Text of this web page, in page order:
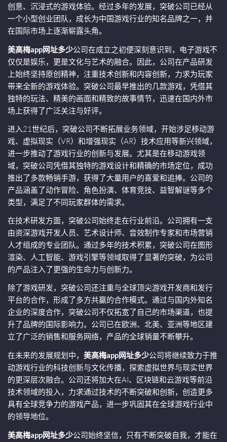
创意、沉浸式的游戏体验。经过多年的发展，突破公司已经从
一个小型创业团队，成长为中国游戏行业的知名品牌之一，并
在国际市场上逐渐崭露头角。
美高梅app网址多少公司在成立之初便深刻意识到，电子游戏不
仅仅是娱乐，更是文化与艺术的融合。因此，公司在产品研发
上始终坚持原创精神，注重技术创新和内容创新，力求为玩家
带来全新的游戏体验。突破公司最早推出的几款游戏，凭借其
独特的玩法、精美的画面和精致的故事情节，迅速在国内外市
场上获得了广泛关注与好评。
进入21世纪后，突破公司不断拓展业务领域，开始涉足移动游
戏、虚拟现实（VR）和增强现实（AR）技术应用等新兴领域，
进一步推动了游戏行业的创新与发展。尤其是在移动游戏领
域，突破公司凭借其独特的游戏设计和精确的市场定位，成功
推出了多款畅销手游，获得了大量用户的喜爱和追捧。公司的
产品涵盖了动作冒险、角色扮演、体育竞技、益智解谜等多个
类型，满足了不同玩家群体的需求。
在技术研发方面，突破公司始终走在行业前沿。公司拥有一支
由资深游戏开发人员、艺术设计师、音效制作专家和市场营销
人才组成的专业团队。通过多年的技术积累，突破公司在图形
渲染、人工智能、游戏引擎等领域取得了显著的突破，为公司
的产品注入了更强的生命力与创新力。
除了游戏研发，突破公司还注重与全球顶尖游戏开发商和发行
平台的合作，形成了多方共赢的合作模式。通过与国内外知名
企业的深度合作，突破公司不仅拓宽了自己的市场渠道，也提
升了品牌的国际影响力。公司已在欧洲、北美、亚洲等地区建
立了广泛的销售和服务网络，产品的全球销量不断攀升。
在未来的发展规划中， 美高梅app网址多少公司将继续致力于推
动游戏行业的科技创新与文化传播，探索虚拟世界与现实世界
的更深层次融合。公司还将加大在AI、区块链和云游戏等前沿
技术领域的投入，力求通过技术的不断突破和创新，创造更多
具有全球竞争力的游戏产品，进一步巩固其在全球游戏行业中
的领导地位。
美高梅app网址多少公司始终坚信，只有不断突破自我，才能在